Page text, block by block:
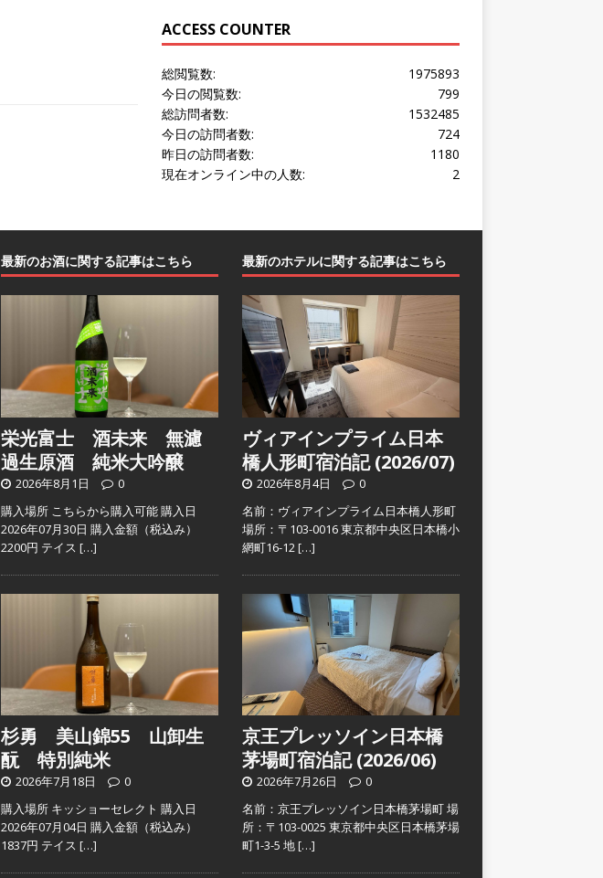
ACCESS COUNTER
1975893
総閲覧数:
799
今日の閲覧数:
1532485
総訪問者数:
724
今日の訪問者数:
1180
昨日の訪問者数:
2
現在オンライン中の人数:
最新のお酒に関する記事はこちら
栄光富士 酒未来 無濾
過生原酒 純米大吟醸
2026年8月1日
0
購入場所 こちらから購入可能 購入日
2026年07月30日 購入金額（税込み）
2200円 テイス […]
杉勇 美山錦55 山卸生
酛 特別純米
2026年7月18日
0
購入場所 キッショーセレクト 購入日
2026年07月04日 購入金額（税込み）
1837円 テイス […]
最新のホテルに関する記事はこちら
ヴィアインプライム日本
橋人形町宿泊記 (2026/07)
2026年8月4日
0
名前：ヴィアインプライム日本橋人形町
場所：〒103-0016 東京都中央区日本橋小
網町16-12[…]
京王プレッソイン日本橋
茅場町宿泊記 (2026/06)
2026年7月26日
0
名前：京王プレッソイン日本橋茅場町 場
所：〒103-0025 東京都中央区日本橋茅場
町1-3-5 地[…]